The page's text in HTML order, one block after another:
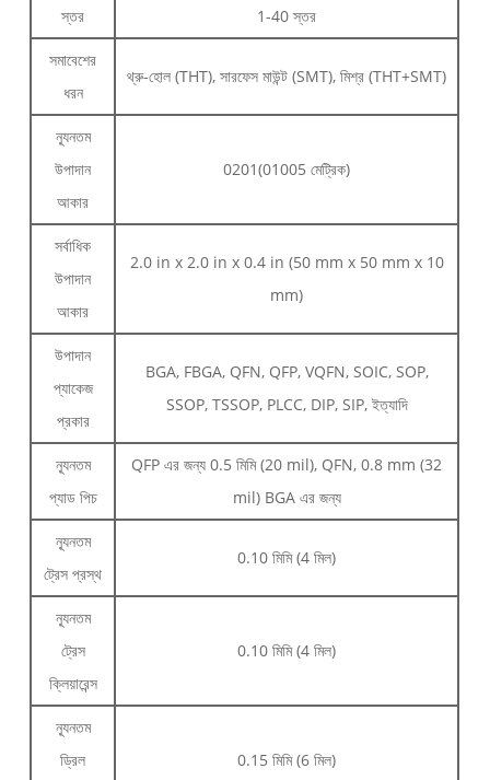
স্তর 1-40 স্তর
সমাবেশের
ধরন
থ্রু-হোল (THT), সারফেস মাউন্ট (SMT), মিশ্র (THT+SMT)
ন্যূনতম
উপাদান
আকার
0201(01005 মেট্রিক)
সর্বাধিক
উপাদান
আকার
2.0 in x 2.0 in x 0.4 in (50 mm x 50 mm x 10
mm)
উপাদান
প্যাকেজ
প্রকার
BGA, FBGA, QFN, QFP, VQFN, SOIC, SOP,
SSOP, TSSOP, PLCC, DIP, SIP, ইত্যাদি
ন্যূনতম
প্যাড পিচ
QFP এর জন্য 0.5 মিমি (20 mil), QFN, 0.8 mm (32
mil) BGA এর জন্য
ন্যূনতম
ট্রেস প্রস্থ
0.10 মিমি (4 মিল)
ন্যূনতম
ট্রেস
ক্লিয়ারেন্স
0.10 মিমি (4 মিল)
ন্যূনতম
ড্রিল
0.15 মিমি (6 মিল)